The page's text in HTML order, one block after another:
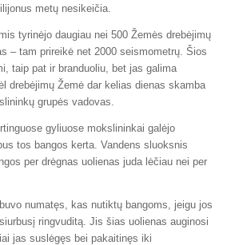
metų nesikeičia.
tyrinėjo daugiau nei 500 Žemės drebėjimų
– tam prireikė net 2000 seismometrų. Šios
taip pat ir branduoliu, bet jas galima
drebėjimų Žemė dar kelias dienas skamba
grupės vadovas.
gyliuose mokslininkai galėjo
tos bangos kerta. Vandens sluoksnis
per drėgnas uolienas juda lėčiau nei per
numatęs, kas nutiktų bangoms, jeigu jos
ringvuditą. Jis šias uolienas auginosi
jas suslėgęs bei pakaitinęs iki